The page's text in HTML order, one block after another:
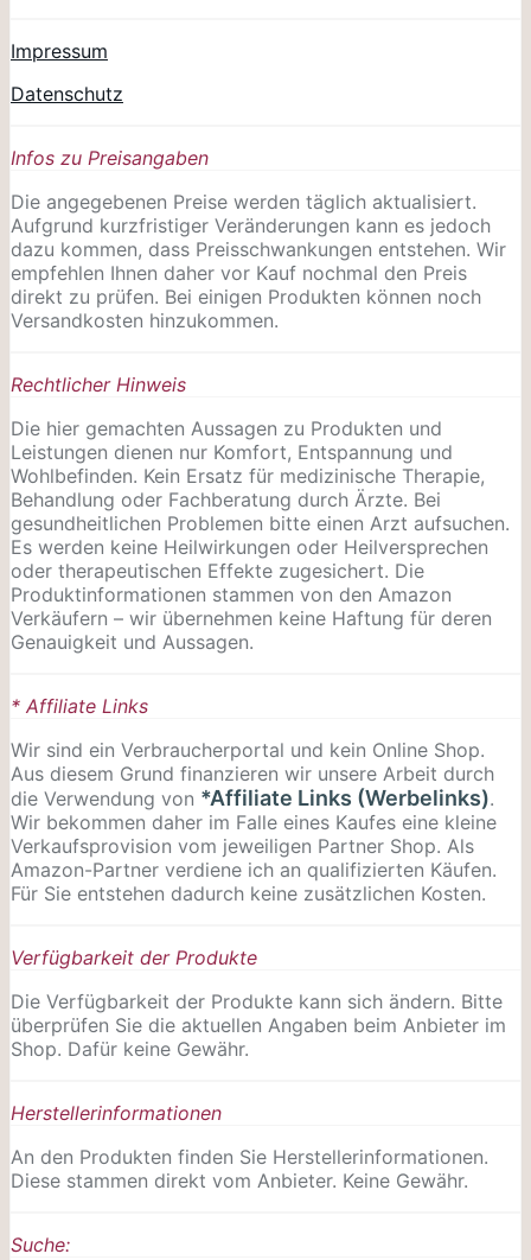
Impressum
Datenschutz
Infos zu Preisangaben
Die angegebenen Preise werden täglich aktualisiert.
Aufgrund kurzfristiger Veränderungen kann es jedoch
dazu kommen, dass Preisschwankungen entstehen. Wir
empfehlen Ihnen daher vor Kauf nochmal den Preis
direkt zu prüfen. Bei einigen Produkten können noch
Versandkosten hinzukommen.
Rechtlicher Hinweis
Die hier gemachten Aussagen zu Produkten und
Leistungen dienen nur Komfort, Entspannung und
Wohlbefinden. Kein Ersatz für medizinische Therapie,
Behandlung oder Fachberatung durch Ärzte. Bei
gesundheitlichen Problemen bitte einen Arzt aufsuchen.
Es werden keine Heilwirkungen oder Heilversprechen
oder therapeutischen Effekte zugesichert. Die
Produktinformationen stammen von den Amazon
Verkäufern – wir übernehmen keine Haftung für deren
Genauigkeit und Aussagen.
* Affiliate Links
Wir sind ein Verbraucherportal und kein Online Shop.
Aus diesem Grund finanzieren wir unsere Arbeit durch
die Verwendung von *Affiliate Links (Werbelinks).
Wir bekommen daher im Falle eines Kaufes eine kleine
Verkaufsprovision vom jeweiligen Partner Shop. Als
Amazon-Partner verdiene ich an qualifizierten Käufen.
Für Sie entstehen dadurch keine zusätzlichen Kosten.
Verfügbarkeit der Produkte
Die Verfügbarkeit der Produkte kann sich ändern. Bitte
überprüfen Sie die aktuellen Angaben beim Anbieter im
Shop. Dafür keine Gewähr.
Herstellerinformationen
An den Produkten finden Sie Herstellerinformationen.
Diese stammen direkt vom Anbieter. Keine Gewähr.
Suche: